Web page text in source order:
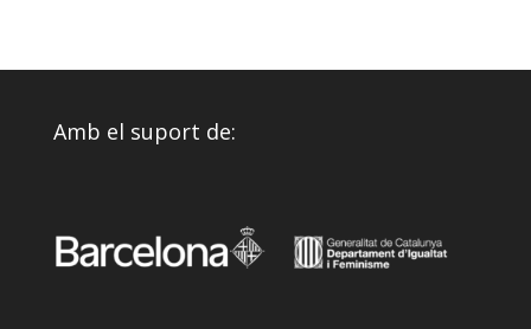
Amb el suport de: